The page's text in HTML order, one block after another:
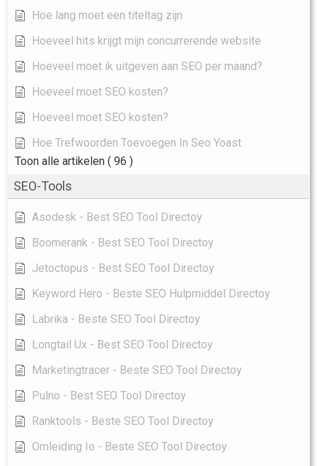
Hoe lang moet een titeltag zijn
Hoeveel hits krijgt mijn concurrerende website
Hoeveel moet ik uitgeven aan SEO per maand?
Hoeveel moet SEO kosten?
Hoeveel moet SEO kosten?
Hoe Trefwoorden Toevoegen In Seo Yoast
Toon alle artikelen ( 96 )
SEO-Tools
Asodesk - Best SEO Tool Directoy
Boomerank - Best SEO Tool Directoy
Jetoctopus - Best SEO Tool Directoy
Keyword Hero - Beste SEO Hulpmiddel Directoy
Labrika - Beste SEO Tool Directoy
Longtail Ux - Best SEO Tool Directoy
Marketingtracer - Beste SEO Tool Directoy
Pulno - Best SEO Tool Directoy
Ranktools - Beste SEO Tool Directoy
Omleiding Io - Beste SEO Tool Directoy